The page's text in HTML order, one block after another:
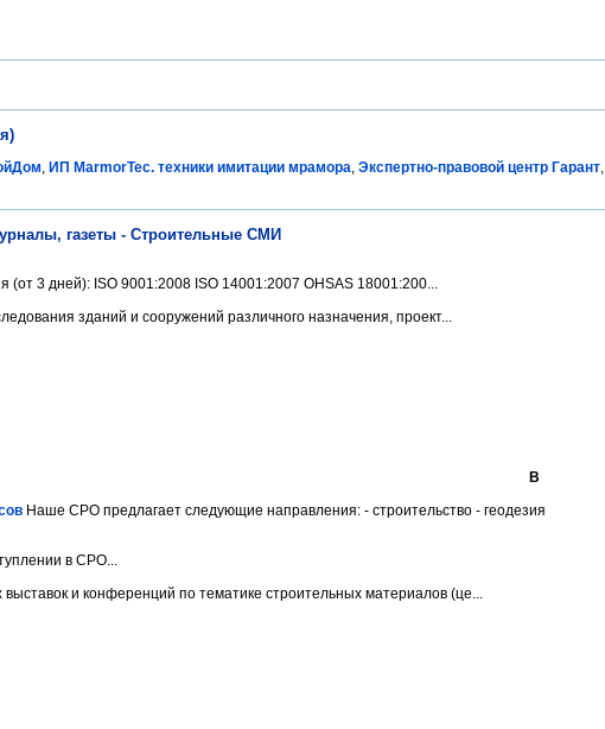
, ИП MarmorTec. техники имитации мрамора, Экспертно-правовой центр Гарант,
газеты - Строительные СМИ
(от 3 дней): ISO 9001:2008 ISO 14001:2007 OHSAS 18001:200...
зданий и сооружений различного назначения, проект...
В
Наше СРО предлагает следующие направления: - строительство - геодезия
в СРО...
и конференций по тематике строительных материалов (це...